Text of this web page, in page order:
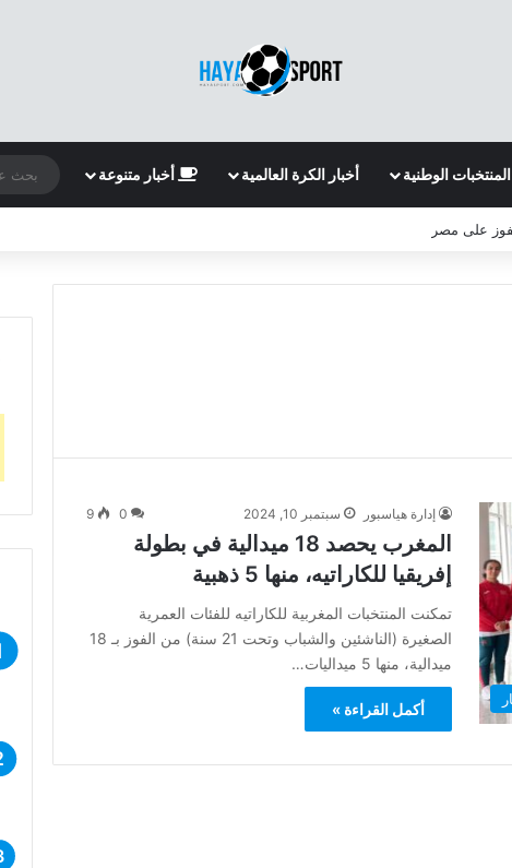
المنتخبات الوطنية أخبار الكرة العالمية أخبار متنوعة
على مصر
إدارة هياسبور سبتمبر 10, 2024 0
9
المغرب يحصد 18 ميدالية في بطولة
إفريقيا للكاراتيه، منها 5 ذهبية
تمكنت المنتخبات المغربية للكاراتيه للفئات العمرية
الصغيرة (الناشئين والشباب وتحت 21 سنة) من الفوز بـ 18
ميدالية، منها 5 ميداليات…
أكمل القراءة »